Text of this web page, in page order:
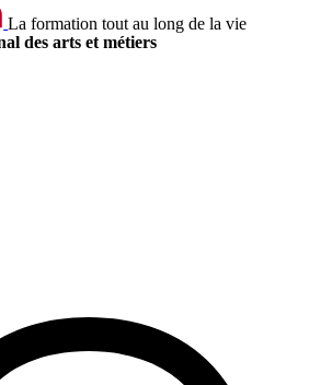
La formation tout au long de la vie
des arts et métiers